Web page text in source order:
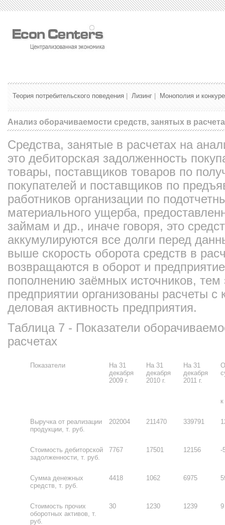
Теория потребительского поведения Лизинг Монополия и
Анализ оборачиваемости средств, занятых в
Средства, занятые в расчетах на
это дебиторская задолженность
товары, поставщиков товаров по
покупателей и поставщиков по
работников организации по
материального ущерба,
займам и др., иначе говоря, это
аккумулируются все долги перед
выше скорость оборота средств в
возвращаются в оборот и
пополнению заёмных источников,
предприятии организованы расчеты
деловая активность предприятия.
Таблица 7 - Показатели
расчетах
Показатели
На 31
декабря
2009 г.
На 31
декабря
2010 г.
На 31
декабря
2011 г.
Выручка от реализации
продукции, т. руб.
202004 211470 339791
Стоимость дебиторской
задолженности, т. руб.
7767 17501 12156 -
Сумма денежных
средств, т. руб.
4418 1062 6975
Стоимость прочих
оборотных активов, т.
руб.
30 1230 1239 9